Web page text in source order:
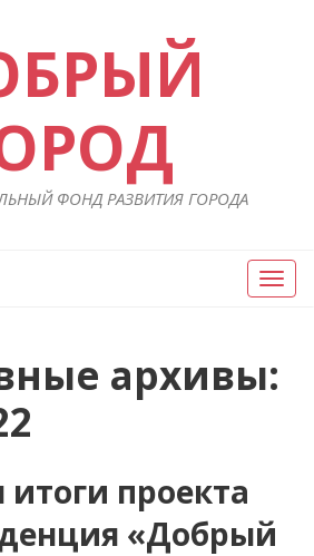
ФОНД РАЗВИТИЯ ГОРОДА
Вкл/
Выкл
архивы:
проекта
«Добрый